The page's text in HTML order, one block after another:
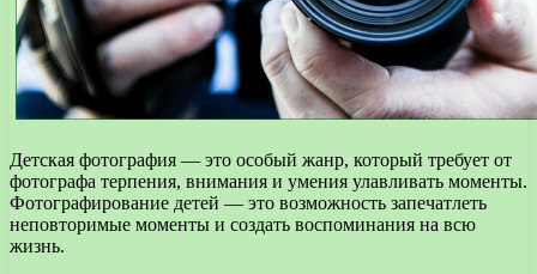
Детская фотография — это особый жанр, который требует от
фотографа терпения, внимания и умения улавливать моменты.
Фотографирование детей — это возможность запечатлеть
неповторимые моменты и создать воспоминания на всю
жизнь.